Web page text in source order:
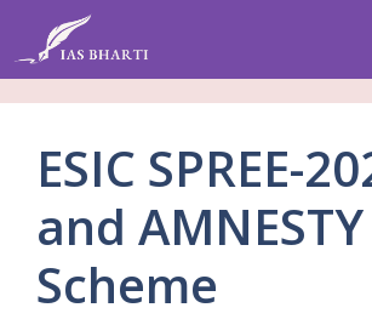
content
ESIC SPREE-
and AMNESTY
Scheme